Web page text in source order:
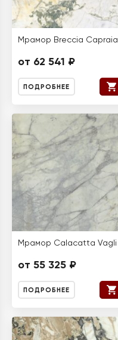
Мрамор Breccia Capraia
от 62 541 ₽
ПОДРОБНЕЕ
Мрамор Calacatta Vagli
от 55 325 ₽
ПОДРОБНЕЕ